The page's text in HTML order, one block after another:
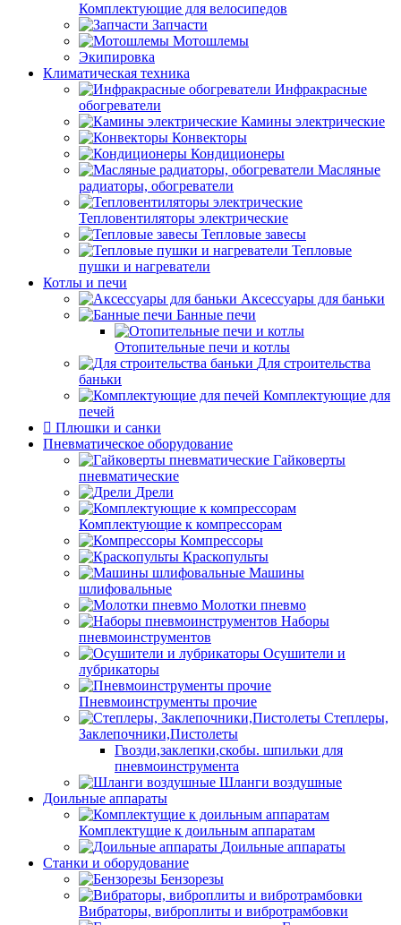
Комплектующие для велосипедов
Запчасти
Мотошлемы
Экипировка
Климатическая техника
Инфракрасные
обогреватели
Камины электрические
Конвекторы
Кондиционеры
Масляные
радиаторы, обогреватели
Тепловентиляторы электрические
Тепловые завесы
Тепловые
пушки и нагреватели
Котлы и печи
Аксессуары для баньки
Банные печи
Отопительные печи и котлы
Для строительства
баньки
Комплектующие для
печей
Плюшки и санки
Пневматическое оборудование
Гайковерты
пневматические
Дрели
Комплектующие к компрессорам
Компрессоры
Краскопульты
Машины
шлифовальные
Молотки пневмо
Наборы
пневмоинструментов
Осушители и
лубрикаторы
Пневмоинструменты прочие
Степлеры,
Заклепочники,Пистолеты
Гвозди,заклепки,скобы. шпильки для
пневмоинструмента
Шланги воздушные
Доильные аппараты
Комплектущие к доильным аппаратам
Доильные аппараты
Станки и оборудование
Бензорезы
Вибраторы, виброплиты и вибротрамбовки